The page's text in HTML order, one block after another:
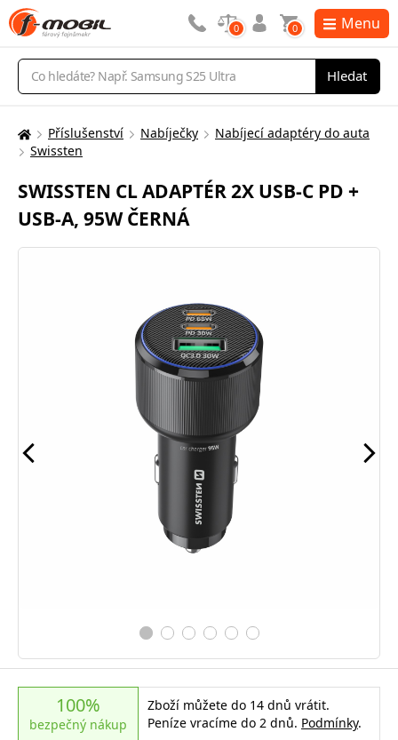
Vyhledávání
Hledat
0 0 Menu
Zde
nacházíte:
Příslušenství Nabíječky
Nabíjecí adaptéry do auta
Swissten
SWISSTEN CL ADAPTÉR 2X USB-C PD +
USB-A, 95W ČERNÁ
100%
bezpečný nákup
Zboží můžete do 14 dnů vrátit.
Peníze vracíme do 2 dnů. Podmínky.